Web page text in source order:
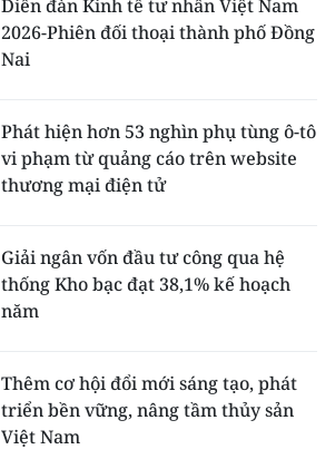
Diễn đàn Kinh tế tư nhân Việt Nam
2026-Phiên đối thoại thành phố Đồng
Nai
Phát hiện hơn 53 nghìn phụ tùng ô-tô
vi phạm từ quảng cáo trên website
thương mại điện tử
Giải ngân vốn đầu tư công qua hệ
thống Kho bạc đạt 38,1% kế hoạch
năm
Thêm cơ hội đổi mới sáng tạo, phát
triển bền vững, nâng tầm thủy sản
Việt Nam